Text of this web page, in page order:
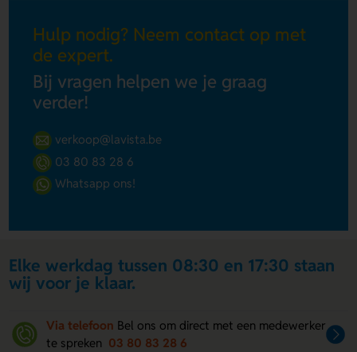
Hulp nodig? Neem contact op met
de expert.
Bij vragen helpen we je graag
verder!
verkoop@lavista.be
03 80 83 28 6
Whatsapp ons!
Elke werkdag tussen 08:30 en 17:30 staan
wij voor je klaar.
Via telefoon Bel ons om direct met een medewerker
te spreken 03 80 83 28 6